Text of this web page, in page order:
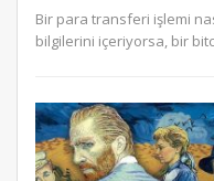
Bir para transferi işlemi
bilgilerini içeriyorsa, bir